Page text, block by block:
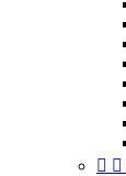
 